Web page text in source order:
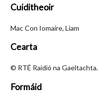
Cuiditheoir
Mac Con Iomaire, Liam
Cearta
© RTÉ Raidió na
Formáid